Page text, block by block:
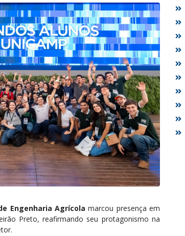
Engenharia Agrícolamarcou presença em
Preto, reafirmando seu protagonismo na